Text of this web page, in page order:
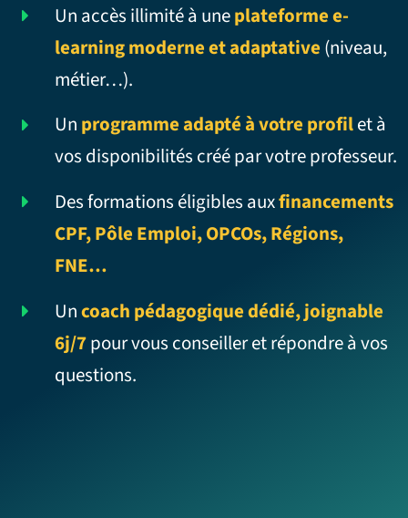
Un accès illimité à uneplateforme e-
learning moderne et adaptative (niveau,
métier…).
Un programme adapté à votre profilet à
vos disponibilités créé par votre professeur.
Des formations éligibles auxfinancements
CPF, Pôle Emploi, OPCOs, Régions,
FNE…
Uncoach pédagogique dédié, joignable
6j/7pour vous conseiller et répondre à vos
questions.